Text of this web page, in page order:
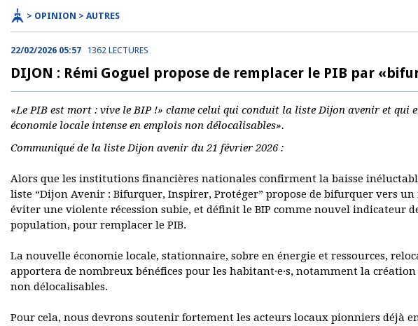
> OPINION > AUTRES
22/02/2026 05:57 1362 LECTURES
DIJON : Rémi Goguel propose de remplacer le PIB par
«Le PIB est mort : vive le BIP !» clame celui qui conduit la liste Dijon avenir et qui
économie locale intense en emplois non délocalisables».
Communiqué de la liste Dijon avenir du 21 février 2026 :
Alors que les institutions financières nationales confirment la baisse
liste “Dijon Avenir : Bifurquer, Inspirer, Protéger” propose de bifurquer vers un
éviter une violente récession subie, et définit le BIP comme nouvel indicateur
population, pour remplacer le PIB.
La nouvelle économie locale, stationnaire, sobre en énergie et ressources,
apportera de nombreux bénéfices pour les habitant·e·s, notamment la
non délocalisables.
Pour cela, nous devrons soutenir fortement les acteurs locaux pionniers déjà